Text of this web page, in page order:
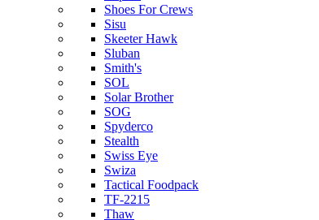
Shoes For Crews
Sisu
Skeeter Hawk
Sluban
Smith's
SOL
Solar Brother
SOG
Spyderco
Stealth
Swiss Eye
Swiza
Tactical Foodpack
TF-2215
Thaw